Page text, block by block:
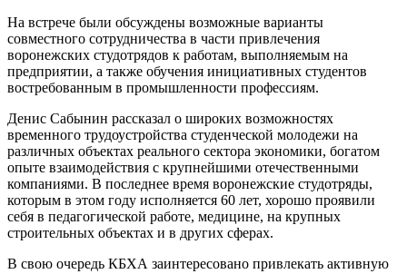
На встрече были обсуждены возможные варианты
совместного сотрудничества в части привлечения
воронежских студотрядов к работам, выполняемым на
предприятии, а также обучения инициативных студентов
востребованным в промышленности профессиям.
Денис Сабынин рассказал о широких возможностях
временного трудоустройства студенческой молодежи на
различных объектах реального сектора экономики, богатом
опыте взаимодействия с крупнейшими отечественными
компаниями. В последнее время воронежские студотряды,
которым в этом году исполняется 60 лет, хорошо проявили
себя в педагогической работе, медицине, на крупных
строительных объектах и в других сферах.
В свою очередь КБХА заинтересовано привлекать активную